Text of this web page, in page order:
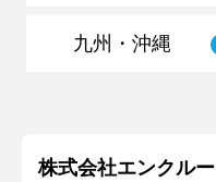
九州・沖縄
株式会社エンクルー